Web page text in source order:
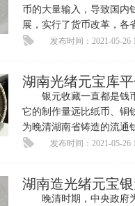
币的大量输入，导致国内
展，实行了货币改革，各
发布时间：2021-05-26
湖南光绪元宝库
银元收藏一直都是钱币
它的制作量远比纸币、铜
为晚清湖南省铸造的流通
发布时间：2021-05-26
湖南造光绪元宝
晚清时期，中央政府为